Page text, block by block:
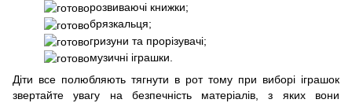
розвиваючі книжки;
брязкальця;
гризуни та прорізувачі;
музичні іграшки.
Діти все полюбляють тягнути в рот тому при виборі іграшок
звертайте увагу на безпечність матеріалів, з яких вони